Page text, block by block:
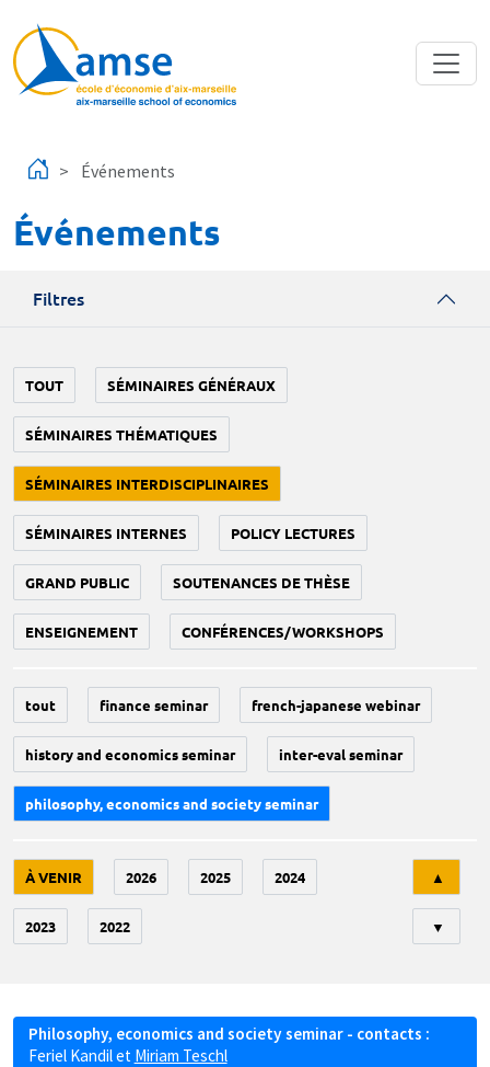
Événements
Événements
Filtres
TOUT SÉMINAIRES GÉNÉRAUX
SÉMINAIRES THÉMATIQUES
SÉMINAIRES INTERDISCIPLINAIRES
SÉMINAIRES INTERNES POLICY LECTURES
GRAND PUBLIC SOUTENANCES DE THÈSE
ENSEIGNEMENT CONFÉRENCES/WORKSHOPS
tout finance seminar french-japanese webinar
history and economics seminar inter-eval seminar
philosophy, economics and society seminar
À VENIR 2026 2025 2024
2023 2022
▲
▼
Philosophy, economics and society seminar - contacts :
Feriel Kandilet Miriam Teschl